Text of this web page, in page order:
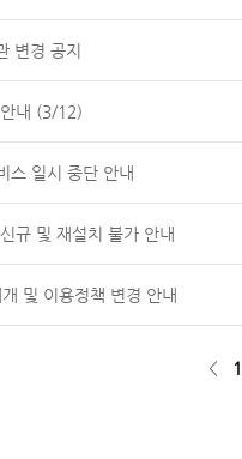
변경 공지
내 (3/12)
스 일시 중단 안내
규 및 재설치 불가 안내
및 이용정책 변경 안내
< 1